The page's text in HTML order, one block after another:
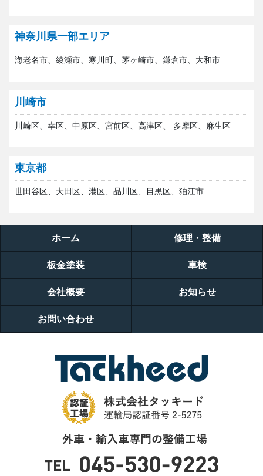
神奈川県一部エリア
海老名市、綾瀬市、寒川町、茅ヶ崎市、鎌倉市、大和市
川崎市
川崎区、幸区、中原区、宮前区、高津区、 多摩区、麻生区
東京都
世田谷区、大田区、港区、品川区、目黒区、狛江市
ホーム 修理・整備
板金塗装 車検
会社概要 お知らせ
お問い合わせ